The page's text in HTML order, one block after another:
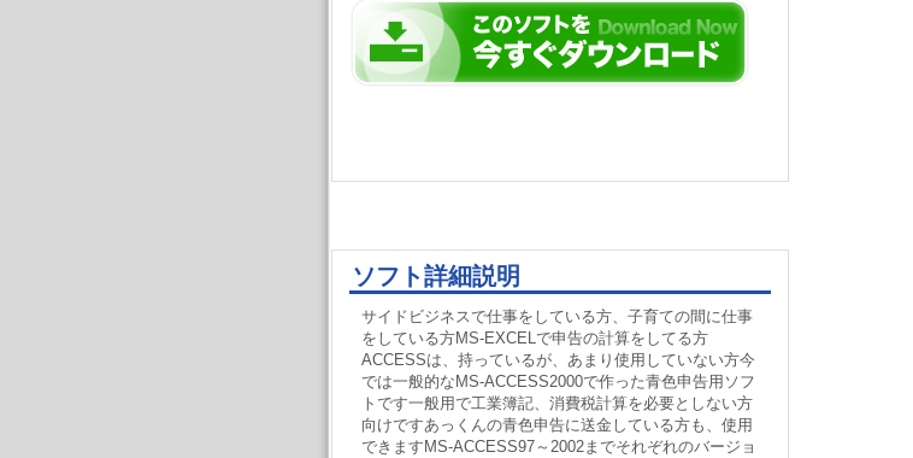
ソフト詳細説明
サイドビジネスで仕事をしている方、子育ての間に仕事
をしている方MS-EXCELで申告の計算をしてる方
ACCESSは、持っているが、あまり使用していない方今
では一般的なMS-ACCESS2000で作った青色申告用ソフ
トです一般用で工業簿記、消費税計算を必要としない方
向けですあっくんの青色申告に送金している方も、使用
できますMS-ACCESS97～2002までそれぞれのバージョ